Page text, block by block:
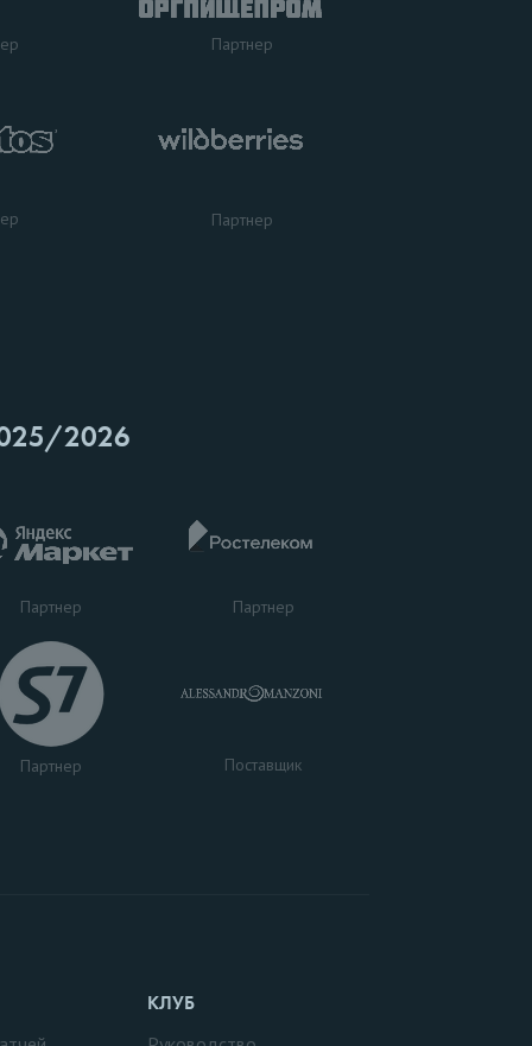
Партнер
Партнер
2026
Партнер Партнер
Партнер Поставщик
КЛУБ